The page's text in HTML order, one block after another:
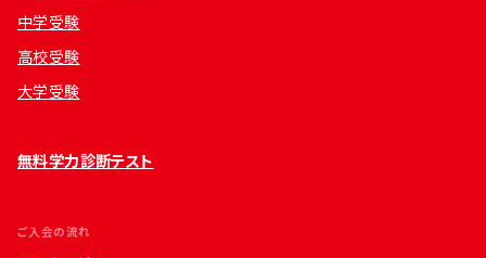
中学受験
高校受験
大学受験
無料学力診断テスト
ご入会の流れ